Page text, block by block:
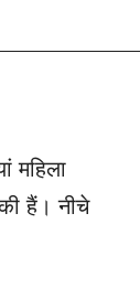
महिला
हैं। नीचे